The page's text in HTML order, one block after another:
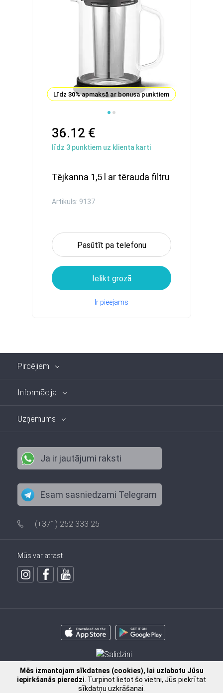
Mēs izmantojam sīkdatnes (cookies), lai uzlabotu Jūsu
iepirkšanās pieredzi . Turpinot lietot šo vietni, Jūs piekrītat
sīkdatņu uzkrāšanai.
Līdz 30%apmaksā ar bonusa punktiem
36.12 €
līdz 3 punktiem uz klienta karti
Tējkanna 1,5 l ar tērauda filtru
Artikuls: 9137
Pasūtīt pa telefonu
Ielikt grozā
Ir pieejams
Pircējiem
Informācija
Uzņēmums
Ja ir jautājumi raksti
Esam sasniedzami Telegram
(+371) 252 333 25
Mūs var atrast